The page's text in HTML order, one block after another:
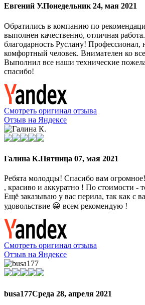
Евгений У.Понедельник 24, мая 2021
Обратились в компанию по
выполнен качественно, отличная
благодарность Руслану!
комфортный человек. Внимателен ко
Выполнил все наши технические
спасибо!
Смотреть оригинал отзыва
Отзыв на Яндексе
Галина К.Пятница 07, мая 2021
Ребята молодцы! Спасибо вам
, красиво и аккуратно ! По стоимости -
Ещё заказываю у вас перила, так как с
удовольствие 😀 всем рекомендую !
Смотреть оригинал отзыва
Отзыв на Яндексе
busa177Среда 28, апреля 2021